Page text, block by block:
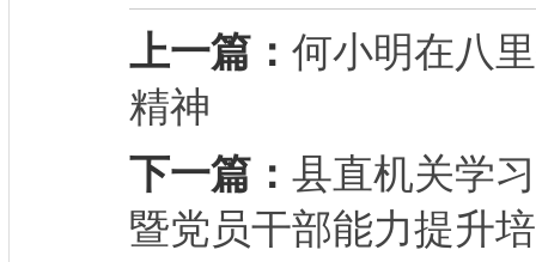
上一篇： 何小明在八
精神
下一篇： 县直机关学
暨党员干部能力提升